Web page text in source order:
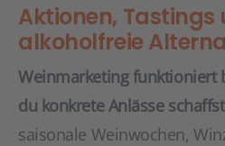
Aktionen, Tastings
alkoholfreie
Weinmarketing funktioniert
du konkrete Anlässe
saisonale Weinwochen,